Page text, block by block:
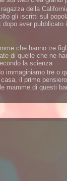
della
gli iscritti sul
dopo aver pubblicato
che hanno tre
di quelle che ne
la scienza
immaginiamo tre o
casa, il primo
mamme di questi